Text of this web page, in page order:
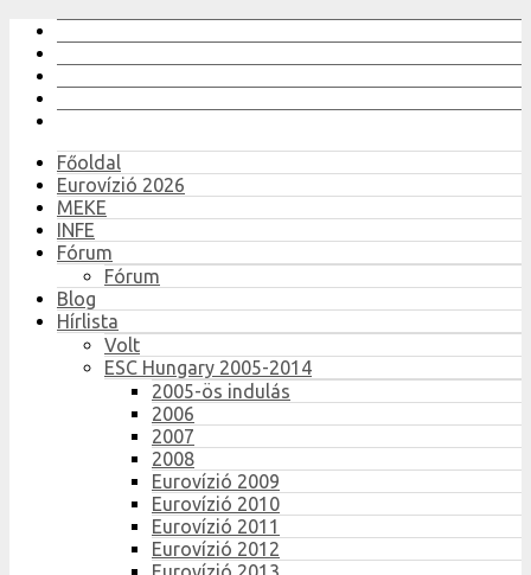
Főoldal
Eurovízió 2026
MEKE
INFE
Fórum
Fórum
Blog
Hírlista
Volt
ESC Hungary 2005-2014
2005-ös indulás
2006
2007
2008
Eurovízió 2009
Eurovízió 2010
Eurovízió 2011
Eurovízió 2012